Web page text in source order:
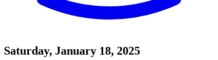
Saturday, January 18, 2025